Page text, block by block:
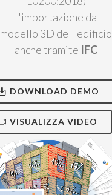
L'importazione da
modello 3D dell'edificio
anche tramite IFC
DOWNLOAD DEMO
VISUALIZZA VIDEO